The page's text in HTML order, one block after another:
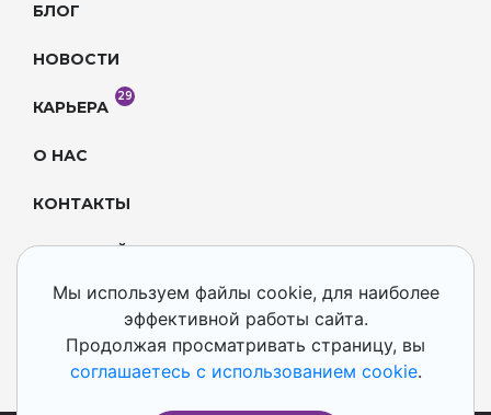
Мы используем файлы cookie, для наиболее
эффективной работы сайта.
Продолжая просматривать страницу, вы
соглашаетесь с использованием cookie.
БЛОГ
НОВОСТИ
КАРЬЕРА
29
О НАС
КОНТАКТЫ
КАРТА САЙТА
СОУТ
© Goodt 2016 – 2026.